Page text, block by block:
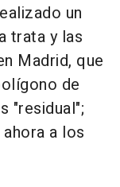
un
trata y las
Madrid, que
de
"residual";
a los